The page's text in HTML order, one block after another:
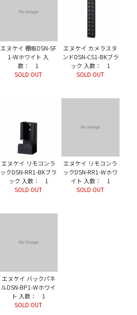
エヌケイ 棚板DSN-SF
1-Wホワイト 入
数： 1
SOLD OUT
エヌケイ カメラスタ
ンドDSN-CS1-BKブラ
ック 入数： 1
SOLD OUT
エヌケイ リモコンラ
ックDSN-RR1-BKブラ
ック 入数： 1
SOLD OUT
エヌケイ リモコンラ
ックDSN-RR1-Wホワ
イト 入数： 1
SOLD OUT
エヌケイ バックパネ
ルDSN-BP1-Wホワイ
ト 入数： 1
SOLD OUT